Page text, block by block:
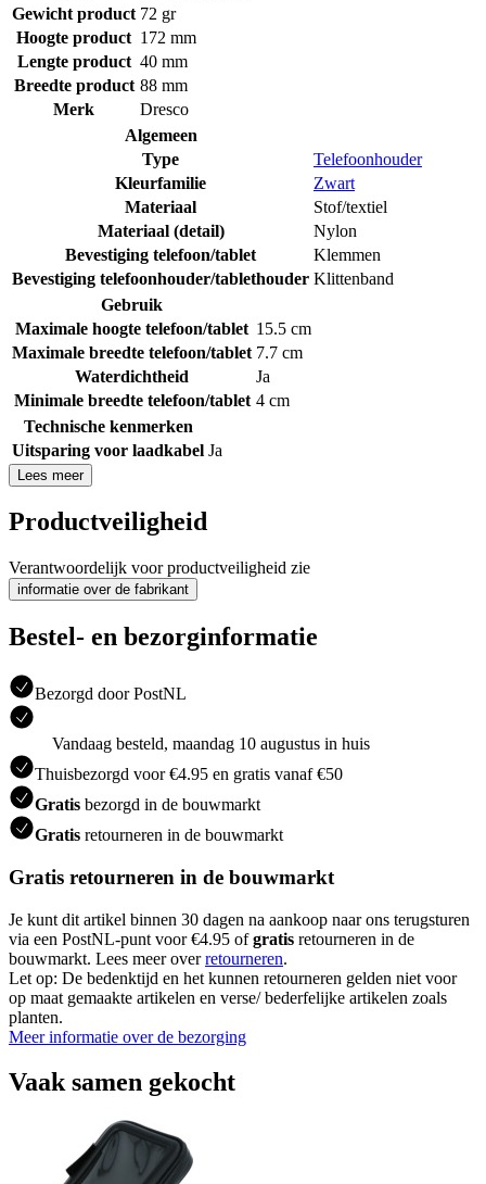
Gewicht product 72 gr
Hoogte product 172 mm
Lengte product 40 mm
Breedte product 88 mm
Merk
Dresco
Algemeen
Type
Telefoonhouder
Kleurfamilie
Zwart
Materiaal
Stof/textiel
Materiaal (detail)
Nylon
Bevestiging telefoon/tablet
Klemmen
Bevestiging telefoonhouder/tablethouder Klittenband
Gebruik
Maximale hoogte telefoon/tablet 15.5 cm
Maximale breedte telefoon/tablet 7.7 cm
Waterdichtheid
Ja
Minimale breedte telefoon/tablet 4 cm
Technische kenmerken
Uitsparing voor laadkabel Ja
Lees meer
Productveiligheid
Verantwoordelijk voor productveiligheid zie
informatie over de fabrikant
Bestel- en bezorginformatie
Bezorgd door PostNL
Vandaag besteld, maandag 10 augustus in huis
Thuisbezorgd voor €4.95 en gratis vanaf €50
Gratis bezorgd in de bouwmarkt
Gratis retourneren in de bouwmarkt
Gratis retourneren in de bouwmarkt
Je kunt dit artikel binnen 30 dagen na aankoop naar ons terugsturen
via een PostNL-punt voor €4.95 ofgratis retourneren in de
bouwmarkt. Lees meer overretourneren.
Let op: De bedenktijd en het kunnen retourneren gelden niet voor
op maat gemaakte artikelen en verse/ bederfelijke artikelen zoals
planten.
Meer informatie over de bezorging
Vaak samen gekocht